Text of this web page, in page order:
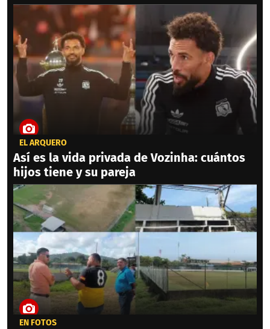
EL ARQUERO
Así es la vida privada de Vozinha: cuántos
hijos tiene y su pareja
EN FOTOS